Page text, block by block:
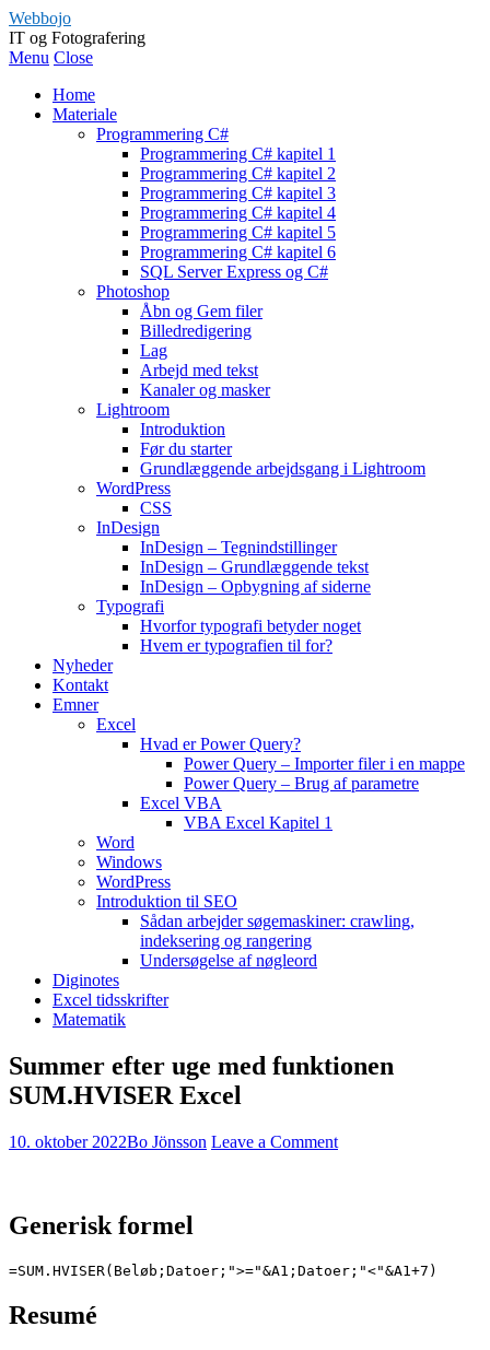
Webbojo
IT og Fotografering
Menu Close
Home
Materiale
Programmering C#
Programmering C# kapitel 1
Programmering C# kapitel 2
Programmering C# kapitel 3
Programmering C# kapitel 4
Programmering C# kapitel 5
Programmering C# kapitel 6
SQL Server Express og C#
Photoshop
Åbn og Gem filer
Billedredigering
Lag
Arbejd med tekst
Kanaler og masker
Lightroom
Introduktion
Før du starter
Grundlæggende arbejdsgang i Lightroom
WordPress
CSS
InDesign
InDesign – Tegnindstillinger
InDesign – Grundlæggende tekst
InDesign – Opbygning af siderne
Typografi
Hvorfor typografi betyder noget
Hvem er typografien til for?
Nyheder
Kontakt
Emner
Excel
Hvad er Power Query?
Power Query – Importer filer i en mappe
Power Query – Brug af parametre
Excel VBA
VBA Excel Kapitel 1
Word
Windows
WordPress
Introduktion til SEO
Sådan arbejder søgemaskiner: crawling,
indeksering og rangering
Undersøgelse af nøgleord
Diginotes
Excel tidsskrifter
Matematik
Summer efter uge med funktionen
SUM.HVISER Excel
10. oktober 2022Bo Jönsson Leave a Comment
Generisk formel
=SUM.HVISER(Beløb;Datoer;">="&A1;Datoer;"<"&A1+7)
Resumé